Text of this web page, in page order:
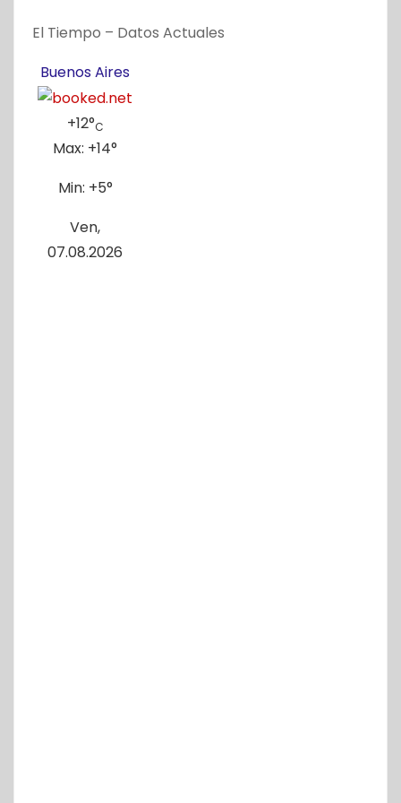
El Tiempo – Datos Actuales
Buenos Aires
+12°C
Max: +14°
Min: +5°
Ven,
07.08.2026